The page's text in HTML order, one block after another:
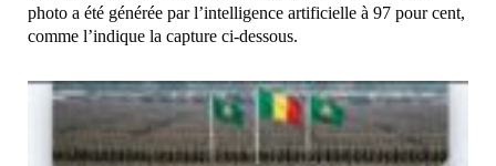
photo a été générée par l’intelligence artificielle à 97 pour cent,
comme l’indique la capture ci-dessous.